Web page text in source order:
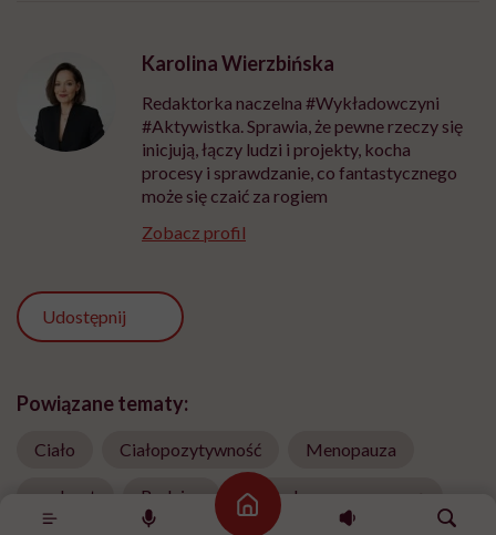
Strona główna
Karolina Wierzbińska
Redaktorka naczelna #Wykładowczyni
#Aktywistka. Sprawia, że pewne rzeczy się
inicjują, łączy ludzi i projekty, kocha
procesy i sprawdzanie, co fantastycznego
może się czaić za rogiem
Zobacz profil
Udostępnij
Powiązane tematy:
Ciało Ciałopozytywność Menopauza
podcast Rodzice Sposoby na menopauzę